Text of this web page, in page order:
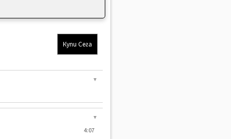
Купи Сега
▼
▼
4:07